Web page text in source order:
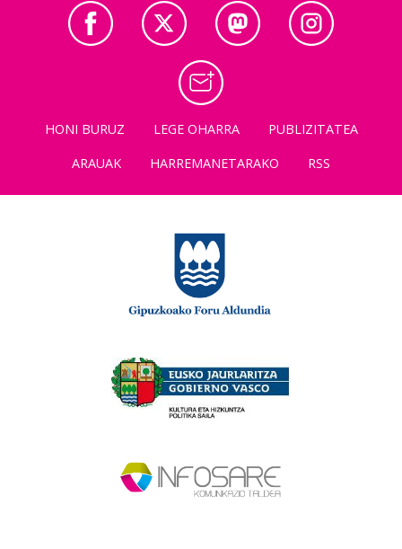
HONI BURUZ LEGE OHARRA
PUBLIZITATEA
ARAUAK
HARREMANETARAKO RSS